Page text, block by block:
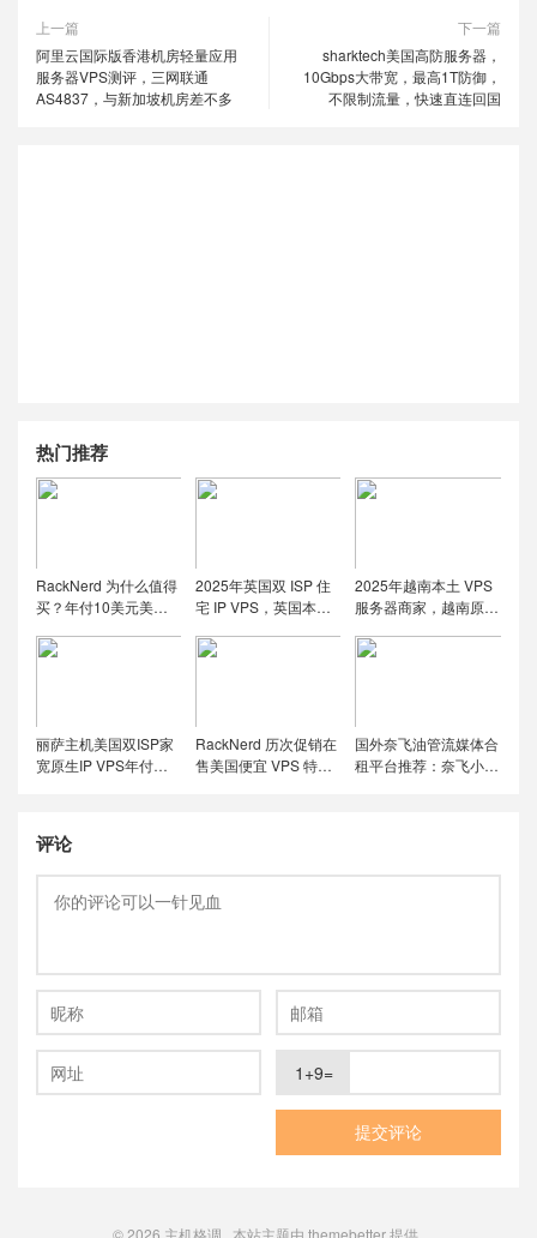
上一篇
阿里云国际版香港机房轻量应用
服务器VPS测评，三网联通
AS4837，与新加坡机房差不多
下一篇
sharktech美国高防服务器，
10Gbps大带宽，最高1T防御，
不限制流量，快速直连回国
热门推荐
RackNerd 为什么值得
买？年付10美元美国
免费获取双倍流量 (附
2025年英国双 ISP 住
宅 IP VPS，英国本土
流媒体、跨境电商和
2025年越南本土 VPS
服务器商家，越南原生
播运营
丽萨主机美国双ISP家
宽原生IP VPS年付特
RackNerd 历次促销在
售美国便宜 VPS 特价
国外奈飞油管流媒体合
租平台推荐：奈飞小
评论
1+9=
© 2026 主机格调 本站主题由 themebetter提供